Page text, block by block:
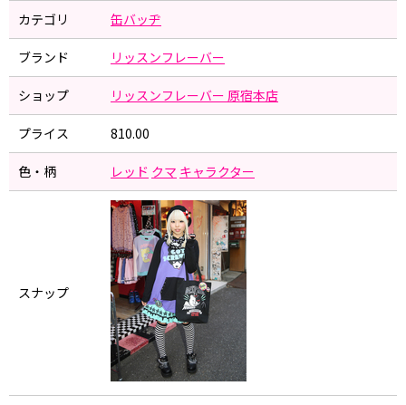
カテゴリ 缶バッヂ
ブランド リッスンフレーバー
ショップ リッスンフレーバー 原宿本店
プライス 810.00
色・柄 レッド クマ キャラクター
スナップ